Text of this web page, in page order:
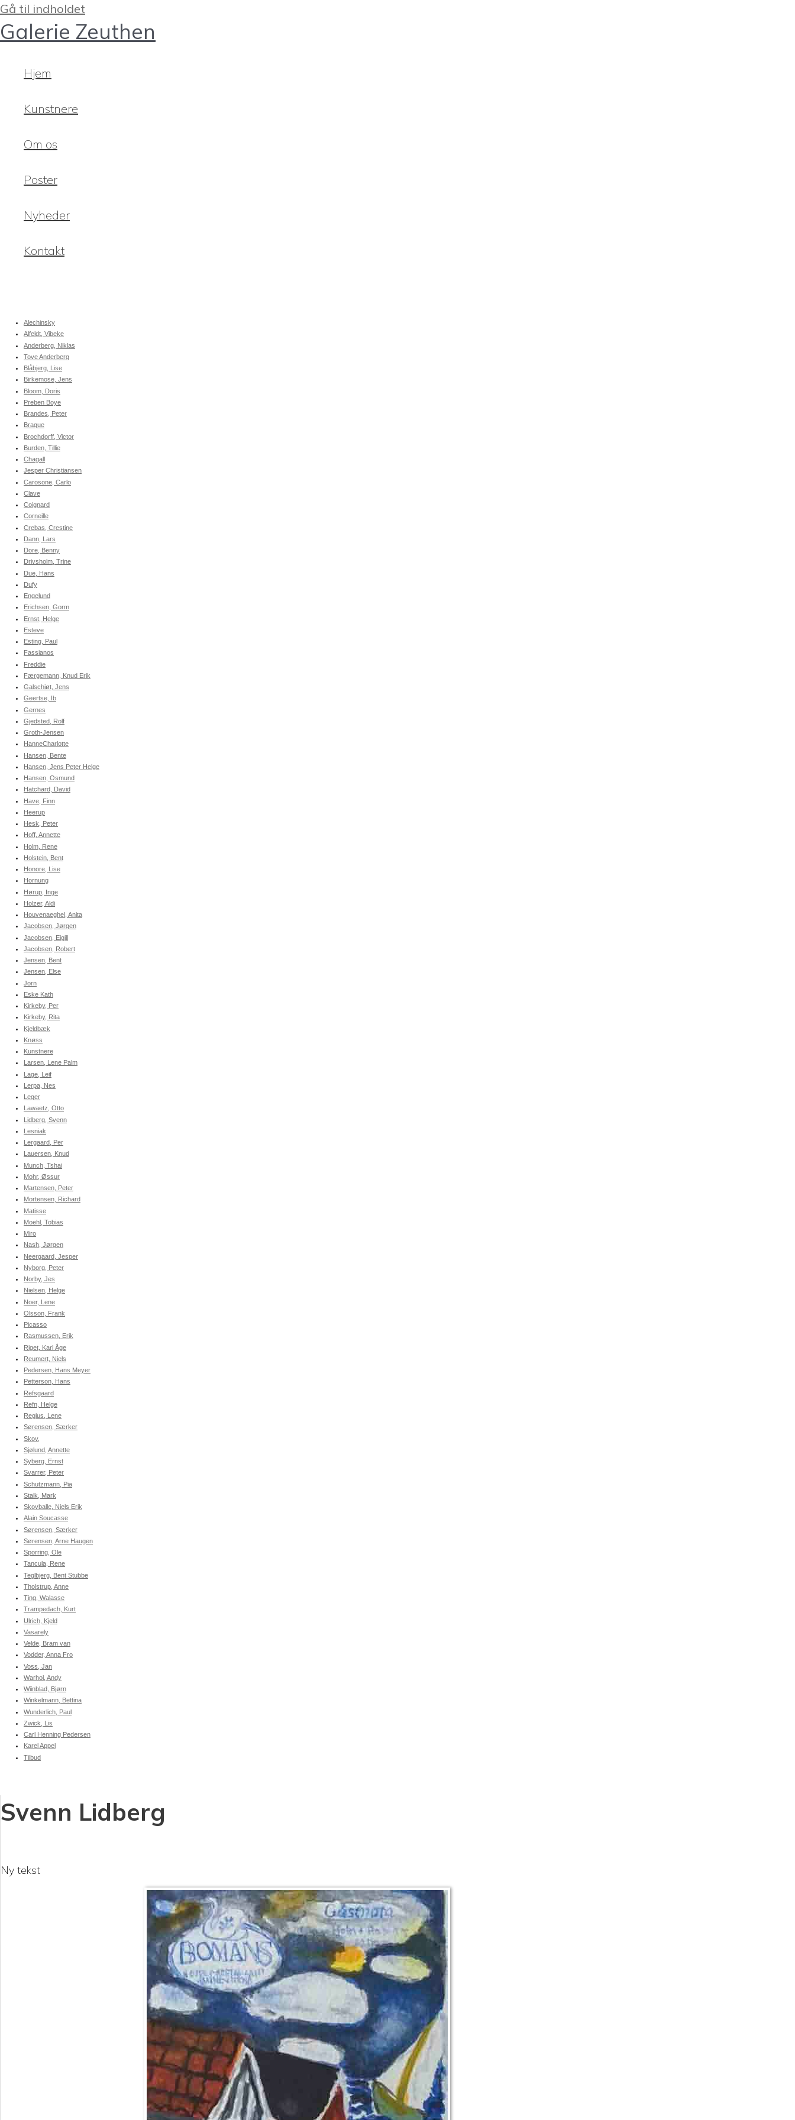
Gå til indholdet
Galerie Zeuthen
Hjem
Kunstnere
Om os
Poster
Nyheder
Kontakt
Alechinsky
Alfeldt, Vibeke
Anderberg, Niklas
Tove Anderberg
Blåbjerg, Lise
Birkemose, Jens
Bloom, Doris
Preben Boye
Brandes, Peter
Braque
Brochdorff, Victor
Burden, Tillie
Chagall
Jesper Christiansen
Carosone, Carlo
Clave
Coignard
Corneille
Crebas, Crestine
Dann, Lars
Dore, Benny
Drivsholm, Trine
Due, Hans
Dufy
Engelund
Erichsen, Gorm
Ernst, Helge
Esteve
Esting, Paul
Fassianos
Freddie
Færgemann, Knud Erik
Galschiøt, Jens
Geertse, Ib
Gernes
Gjedsted, Rolf
Groth-Jensen
HanneCharlotte
Hansen, Bente
Hansen, Jens Peter Helge
Hansen, Osmund
Hatchard, David
Have, Finn
Heerup
Hesk, Peter
Hoff, Annette
Holm, Rene
Holstein, Bent
Honore, Lise
Hornung
Hørup, Inge
Holzer, Aldi
Houvenaeghel, Anita
Jacobsen, Jørgen
Jacobsen, Eigill
Jacobsen, Robert
Jensen, Bent
Jensen, Else
Jorn
Eske Kath
Kirkeby, Per
Kirkeby, Rita
Kjeldbæk
Knøss
Kunstnere
Larsen, Lene Palm
Lage, Leif
Lerpa, Nes
Leger
Lawaetz, Otto
Lidberg, Svenn
Lesniak
Lergaard, Per
Lauersen, Knud
Munch, Tshai
Mohr, Øssur
Martensen, Peter
Mortensen, Richard
Matisse
Moehl, Tobias
Miro
Nash, Jørgen
Neergaard, Jesper
Nyborg, Peter
Norby, Jes
Nielsen, Helge
Noer, Lene
Olsson, Frank
Picasso
Rasmussen, Erik
Riget, Karl Åge
Reumert, Niels
Pedersen, Hans Meyer
Petterson, Hans
Refsgaard
Refn, Helge
Regius, Lene
Sørensen, Særker
Skov,
Sjølund, Annette
Syberg, Ernst
Svarrer, Peter
Schutzmann, Pia
Stalk, Mark
Skovballe, Niels Erik
Alain Soucasse
Sørensen, Særker
Sørensen, Arne Haugen
Sporring, Ole
Tancula, Rene
Teglbjerg, Bent Stubbe
Tholstrup, Anne
Ting, Walasse
Trampedach, Kurt
Ulrich, Kjeld
Vasarely
Velde, Bram van
Vodder, Anna Fro
Voss, Jan
Warhol, Andy
Wiinblad, Bjørn
Winkelmann, Bettina
Wunderlich, Paul
Zwick, Lis
Carl Henning Pedersen
Karel Appel
Tilbud
Svenn Lidberg
Ny tekst